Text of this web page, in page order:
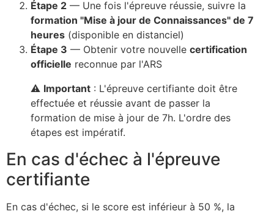
Étape 2 — Une fois l'épreuve réussie, suivre la
formation "Mise à jour de Connaissances" de 7
heures (disponible en distanciel)
Étape 3 — Obtenir votre nouvelle certification
officielle reconnue par l'ARS
⚠️ Important : L'épreuve certifiante doit être
effectuée et réussie avant de passer la
formation de mise à jour de 7h. L'ordre des
étapes est impératif.
En cas d'échec à l'épreuve
certifiante
En cas d'échec, si le score est inférieur à 50 %, la